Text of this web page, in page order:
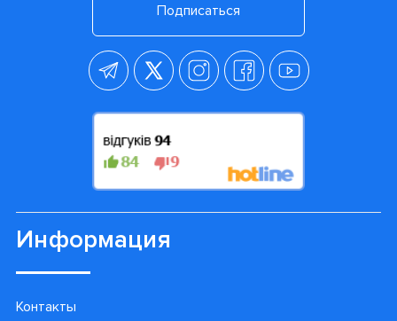
Подписаться
Информация
Контакты